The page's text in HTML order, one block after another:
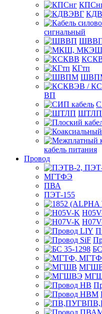
сигнальный
КГтп
ВП
ШТЛП
кабель питания
Провод
МГТФЭ
ПВА
ПЭТ-155